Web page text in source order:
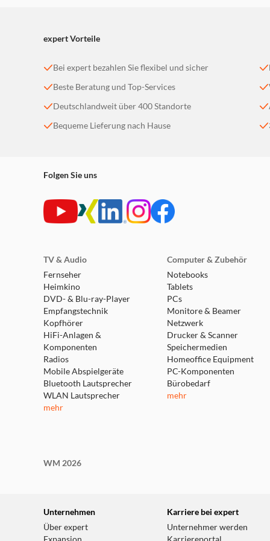
Die Schärfe ist phänomenal – und insbesondere
unübertroffen. Mit einer Naheinstellgrenze von
volle Kontrolle über den Bildausschnitt – vom
expert Vorteile
Bei expert bezahlen Sie flexibel und sicher
Beste Beratung und Top-Services
Deutschlandweit über 400 Standorte
Bequeme Lieferung nach Hause
Folgen Sie uns
TV & Audio
Fernseher
Heimkino
DVD- & Blu-ray-Player
Empfangstechnik
Kopfhörer
HiFi-Anlagen &
Komponenten
Radios
Mobile Abspielgeräte
Bluetooth Lautsprecher
WLAN Lautsprecher
mehr
Computer & Zubehör
Notebooks
Tablets
PCs
Monitore & Beamer
Netzwerk
Drucker & Scanner
Speichermedien
Homeoffice Equipment
PC-Komponenten
Bürobedarf
mehr
WM 2026
Unternehmen
Über expert
Karriere bei expert
Unternehmer werden